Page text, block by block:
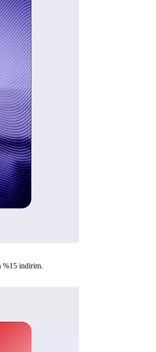
%15 indirim.